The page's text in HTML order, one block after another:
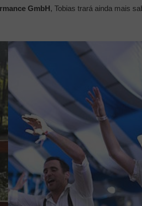
GmbH, Tobias trará ainda mais